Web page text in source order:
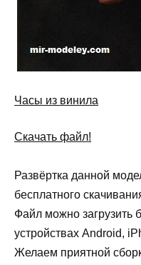
Часы из винила
Скачать файл!
Развёртка данной
бесплатного
Файл можно загрузить
устройствах Android,
Желаем приятной